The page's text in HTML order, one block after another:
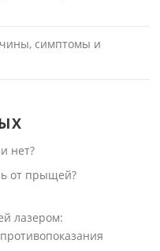
симптомы и
нет?
от прыщей?
лазером: